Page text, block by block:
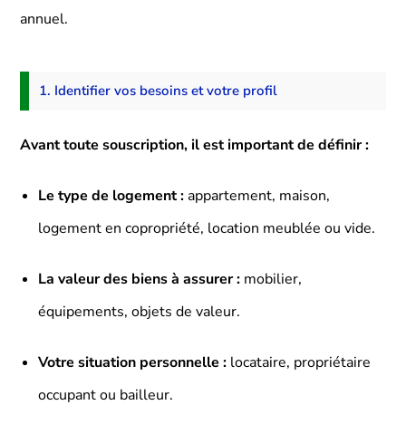
annuel.
1. Identifier vos besoins et votre profil
Avant toute souscription, il est important de définir :
Le type de logement :appartement, maison,
logement en copropriété, location meublée ou vide.
La valeur des biens à assurer : mobilier,
équipements, objets de valeur.
Votre situation personnelle : locataire, propriétaire
occupant ou bailleur.